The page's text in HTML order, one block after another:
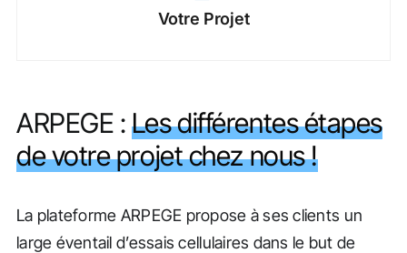
Votre Projet
ARPEGE :Les différentes étapes
de votre projet chez nous !
La plateforme ARPEGE propose à ses clients un
large éventail d’essais cellulaires dans le but de